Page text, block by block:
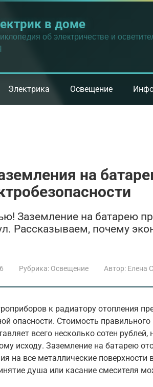
в доме
об электричестве и
Электрика Освещение
на
Заземление на батарею
Рассказываем, почему
Рубрика: Освещение Автор: Елена
к радиатору отопления
опасности. Стоимость
всего несколько сотен
исходу. Заземление на батарею
на все металлические поверхности
душа или касание смесителя